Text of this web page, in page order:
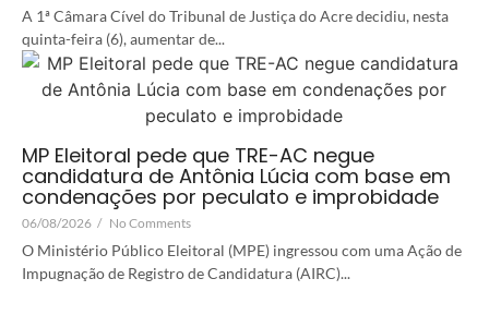
A 1ª Câmara Cível do Tribunal de Justiça do Acre decidiu, nesta
quinta-feira (6), aumentar de...
MP Eleitoral pede que TRE-AC negue
candidatura de Antônia Lúcia com base em
condenações por peculato e improbidade
06/08/2026 / No Comments
O Ministério Público Eleitoral (MPE) ingressou com uma Ação de
Impugnação de Registro de Candidatura (AIRC)...